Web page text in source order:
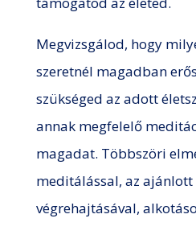
Megvizsgálod, hogy
szeretnél magadban
szükséged az adott
annak megfelelő
magadat. Többszöri
meditálással, az ajánlott
végrehajtásával,